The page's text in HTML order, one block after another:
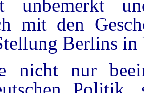
unbemerkt
mit den
Berlins
nicht nur